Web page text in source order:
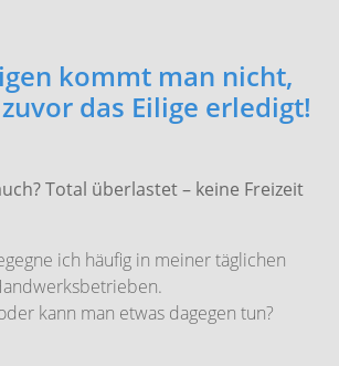
kommt man nicht,
das Eilige erledigt!
Total überlastet – keine Freizeit
ich häufig in meiner täglichen
kann man etwas dagegen tun?